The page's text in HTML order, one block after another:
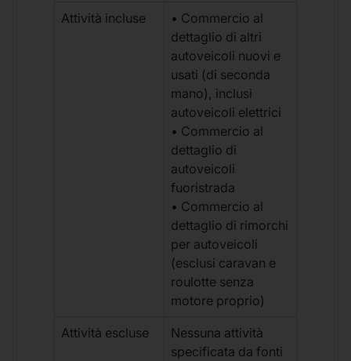
Attività incluse
• Commercio al
dettaglio di altri
autoveicoli nuovi e
usati (di seconda
mano), inclusi
autoveicoli elettrici
• Commercio al
dettaglio di
autoveicoli
fuoristrada
• Commercio al
dettaglio di rimorchi
per autoveicoli
(esclusi caravan e
roulotte senza
motore proprio)
Attività escluse
Nessuna attività
specificata da fonti